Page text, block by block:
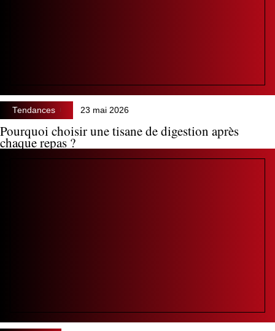
Tendances 23 mai 2026
Pourquoi choisir une tisane de digestion après
chaque repas ?